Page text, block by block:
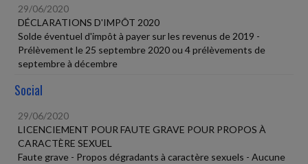
29/06/2020
DÉCLARATIONS D'IMPÔT 2020
Solde éventuel d'impôt à payer sur les revenus de 2019 -
Prélèvement le 25 septembre 2020 ou 4 prélèvements de
septembre à décembre
Social
29/06/2020
LICENCIEMENT POUR FAUTE GRAVE POUR PROPOS À
CARACTÈRE SEXUEL
Faute grave - Propos dégradants à caractère sexuels - Aucune